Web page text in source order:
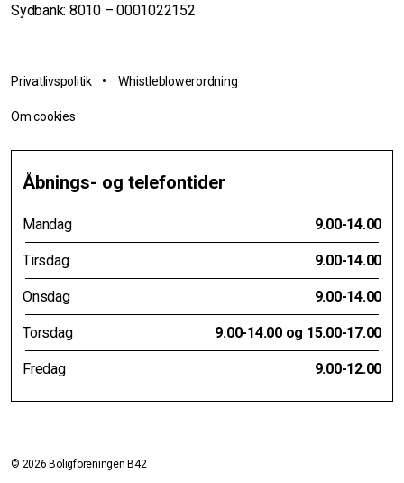
Sydbank: 8010 – 0001022152
Privatlivspolitik•Whistleblowerordning
Om cookies
Åbnings- og telefontider
Mandag 9.00-14.00
Tirsdag 9.00-14.00
Onsdag 9.00-14.00
Torsdag 9.00-14.00 og 15.00-17.00
Fredag 9.00-12.00
© 2026 Boligforeningen B42